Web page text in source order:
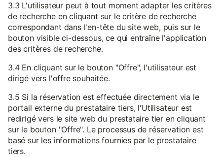
3.3 L'utilisateur peut à tout moment adapter les critères
de recherche en cliquant sur le critère de recherche
correspondant dans l'en-tête du site web, puis sur le
bouton visible ci-dessous, ce qui entraîne l'application
des critères de recherche.
3.4 En cliquant sur le bouton "Offre", l'utilisateur est
dirigé vers l'offre souhaitée.
3.5 Si la réservation est effectuée directement via le
portail externe du prestataire tiers, l'Utilisateur est
redirigé vers le site web du prestataire tier en cliquant
sur le bouton "Offre". Le processus de réservation est
basé sur les informations fournies par le prestataire
tiers.